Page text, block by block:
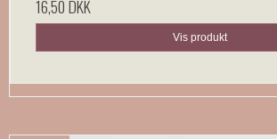
16,50 DKK
Vis produkt